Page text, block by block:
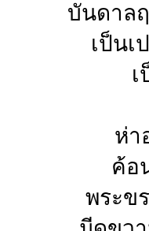
บันดาล
เป็นเ
ห่า
ค้อ
พระข